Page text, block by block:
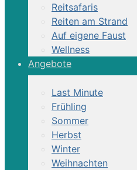
Reitsafaris
Reiten am Strand
Auf eigene Faust
Wellness
Angebote
Last Minute
Frühling
Sommer
Herbst
Winter
Weihnachten